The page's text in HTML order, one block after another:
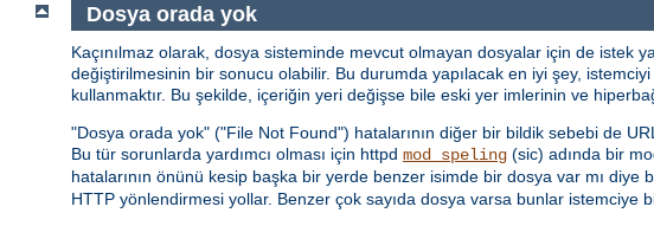
Dosya orada yok
Kaçınılmaz olarak, dosya sisteminde mevcut olmayan dosyalar için de istek
değiştirilmesinin bir sonucu olabilir. Bu durumda yapılacak en iyi şey,
kullanmaktır. Bu şekilde, içeriğin yeri değişse bile eski yer imlerinin ve
"Dosya orada yok" ("File Not Found") hatalarının diğer bir bildik sebebi de
Bu tür sorunlarda yardımcı olması için httpd mod_speling (sic) adında bir
hatalarının önünü kesip başka bir yerde benzer isimde bir dosya var mı diye
HTTP yönlendirmesi yollar. Benzer çok sayıda dosya varsa bunlar istemciye